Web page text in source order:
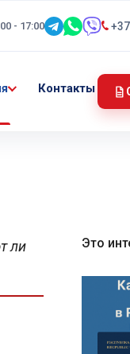
- 17:00
Контакты
ли
Это